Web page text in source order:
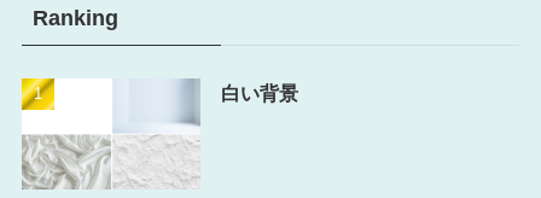
Ranking
白い背景